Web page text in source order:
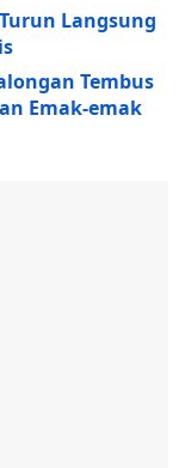
Langsung
Tembus
Emak-emak